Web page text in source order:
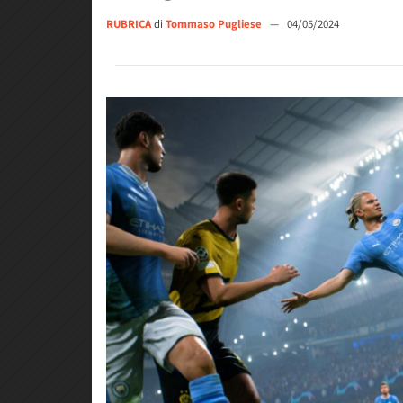
RUBRICAdi Tommaso Pugliese — 04/05/2024